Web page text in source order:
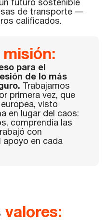
futuro sostenible
de transporte —
calificados.
misión:
para el
de lo más
Trabajamos
primera vez, que
visto
en lugar del caos:
comprendía las
con
apoyo en cada
valores: